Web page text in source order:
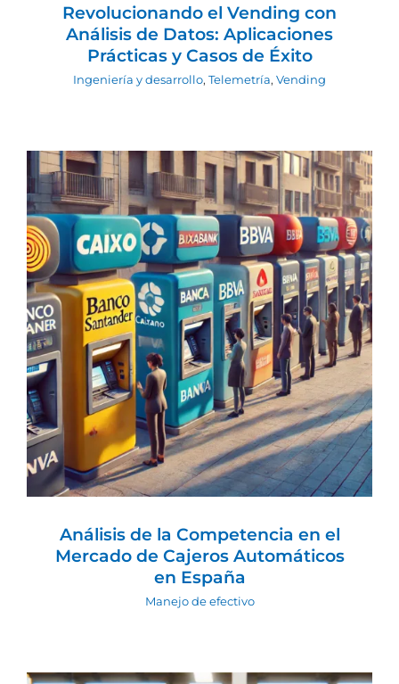
Revolucionando el Vending con
Análisis de Datos: Aplicaciones
Prácticas y Casos de Éxito
Ingeniería y desarrollo, Telemetría, Vending
Análisis de la Competencia en el
Mercado de Cajeros Automáticos en
España
Manejo de efectivo
Análisis de la Competencia en el
Mercado de Cajeros Automáticos
en España
Manejo de efectivo